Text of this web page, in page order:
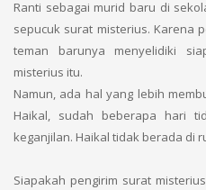
Ranti sebagai murid baru di
sepucuk surat misterius. Karena
teman barunya menyelidiki
misterius itu.
Namun, ada hal yang lebih
Haikal, sudah beberapa hari
keganjilan. Haikal tidak berada di
Siapakah pengirim surat